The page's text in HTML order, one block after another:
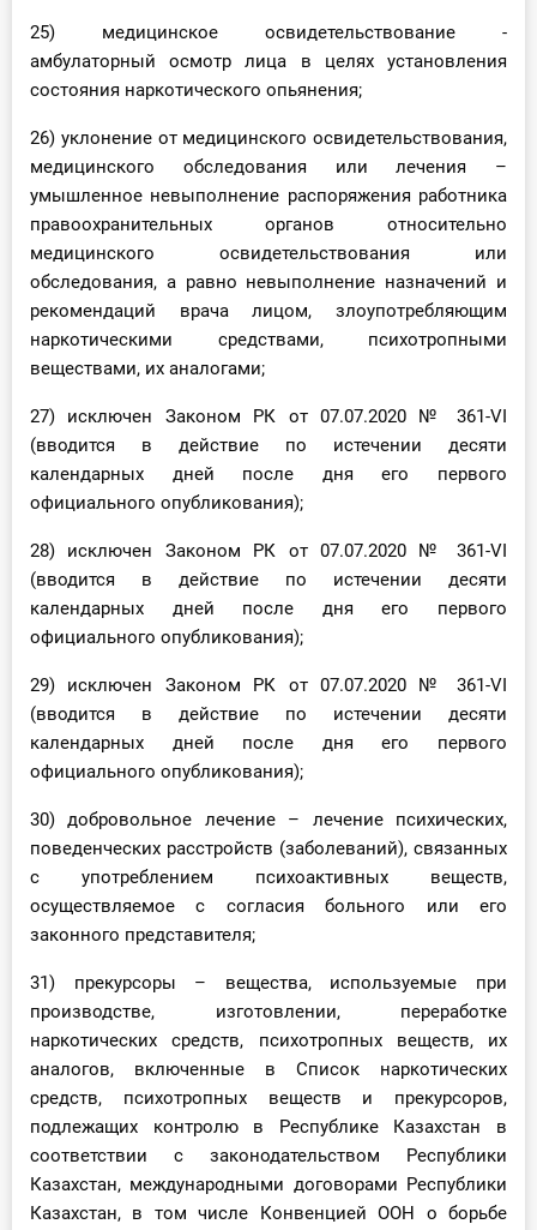
25) медицинское освидетельствование -
амбулаторный осмотр лица в целях установления
состояния наркотического опьянения;
26) уклонение от медицинского освидетельствования,
медицинского обследования или лечения –
умышленное невыполнение распоряжения работника
правоохранительных органов относительно
медицинского освидетельствования или
обследования, а равно невыполнение назначений и
рекомендаций врача лицом, злоупотребляющим
наркотическими средствами, психотропными
веществами, их аналогами;
27) исключен Законом РК от 07.07.2020 № 361-VI
(вводится в действие по истечении десяти
календарных дней после дня его первого
официального опубликования);
28) исключен Законом РК от 07.07.2020 № 361-VI
(вводится в действие по истечении десяти
календарных дней после дня его первого
официального опубликования);
29) исключен Законом РК от 07.07.2020 № 361-VI
(вводится в действие по истечении десяти
календарных дней после дня его первого
официального опубликования);
30) добровольное лечение – лечение психических,
поведенческих расстройств (заболеваний), связанных
с употреблением психоактивных веществ,
осуществляемое с согласия больного или его
законного представителя;
31) прекурсоры – вещества, используемые при
производстве, изготовлении, переработке
наркотических средств, психотропных веществ, их
аналогов, включенные в Список наркотических
средств, психотропных веществ и прекурсоров,
подлежащих контролю в Республике Казахстан в
соответствии с законодательством Республики
Казахстан, международными договорами Республики
Казахстан, в том числе Конвенцией ООН о борьбе